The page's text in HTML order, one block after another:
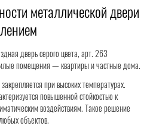
металлической двери
дверь серого цвета, арт. 263
помещения — квартиры и частные дома.
при высоких температурах.
повышенной стойкостью к
воздействиям. Такое решение
объектов.